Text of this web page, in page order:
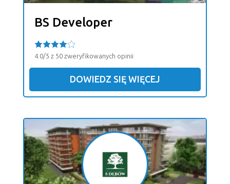
BS Developer
4.0/5 z 50 zweryfikowanych opinii
DOWIEDZ SIĘ WIĘCEJ